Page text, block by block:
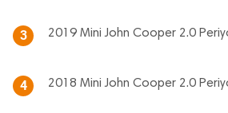
3 2019 Mini John Cooper 2.0
4 2018 Mini John Cooper 2.0